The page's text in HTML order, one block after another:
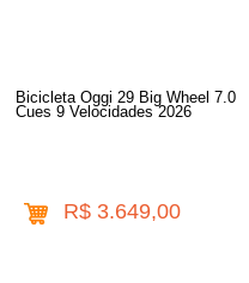
Bicicleta Oggi 29 Big Wheel 7.0
Cues 9 Velocidades 2026
R$ 3.649,00